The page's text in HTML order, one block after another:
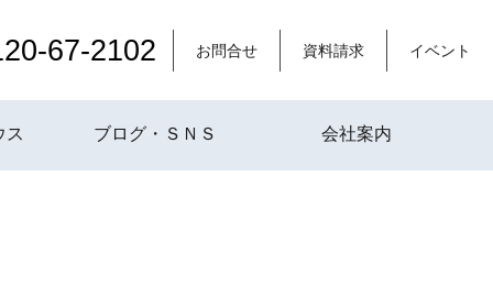
67-2102 お問合せ 資料請求 イベント
ス ブログ・ＳＮＳ 会社案内